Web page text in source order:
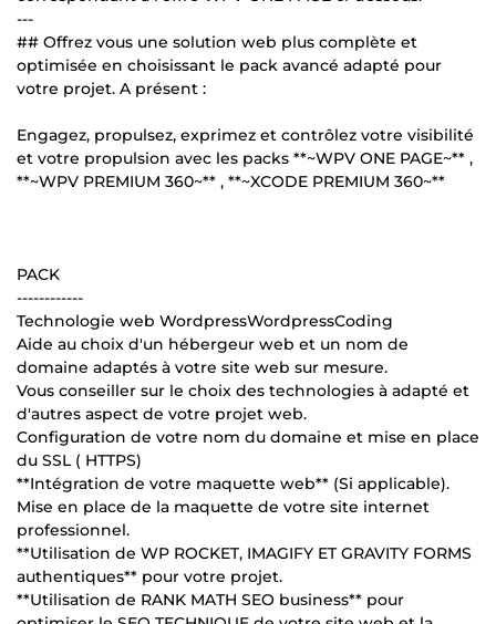
---
## Offrez vous une solution web plus complète et
optimisée en choisissant le pack avancé adapté pour
votre projet. A présent :
Engagez, propulsez, exprimez et contrôlez votre visibilité
et votre propulsion avec les packs **~WPV ONE PAGE~** ,
**~WPV PREMIUM 360~** , **~XCODE PREMIUM 360~**
PACK
------------
Technologie web WordpressWordpressCoding
Aide au choix d'un hébergeur web et un nom de
domaine adaptés à votre site web sur mesure.
Vous conseiller sur le choix des technologies à adapté et
d'autres aspect de votre projet web.
Configuration de votre nom du domaine et mise en place
du SSL ( HTTPS)
**Intégration de votre maquette web** (Si applicable).
Mise en place de la maquette de votre site internet
professionnel.
**Utilisation de WP ROCKET, IMAGIFY ET GRAVITY FORMS
authentiques** pour votre projet.
**Utilisation de RANK MATH SEO business** pour